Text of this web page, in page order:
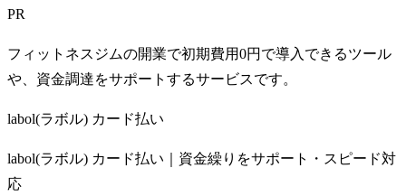
PR
フィットネスジムの開業で初期費用0円で導入できるツール
や、資金調達をサポートするサービスです。
labol(ラボル) カード払い
labol(ラボル) カード払い｜資金繰りをサポート・スピード対
応